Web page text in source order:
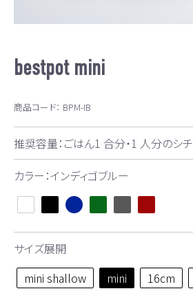
bestpot mini
商品コード： BPM-IB
推奨容量：ごはん1 合分・1 人分のシ
カラー：インディゴブルー
サイズ展開
mini shallow
mini 16cm